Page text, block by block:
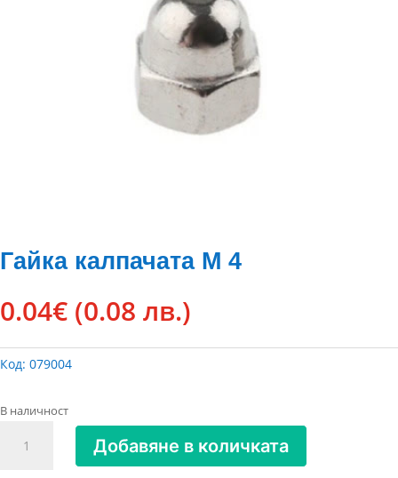
Гайка калпачата М 4
0.04€ (0.08 лв.)
Код: 079004
В наличност
Добавяне в количката